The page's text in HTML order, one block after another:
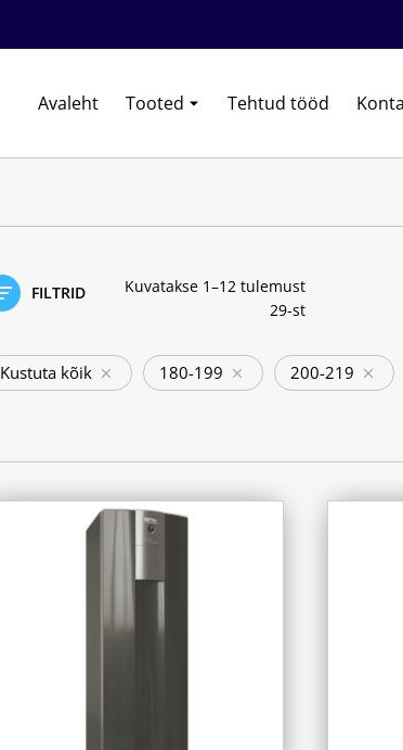
Avaleht Tooted Tehtud tööd
FILTRID
Kuvatakse 1–12 tulemust
29-st
Kustuta kõik 180-199 200-219